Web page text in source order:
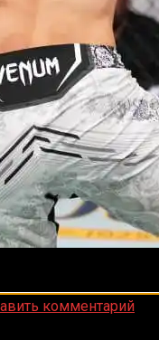
комментарий
на наш Telegram-